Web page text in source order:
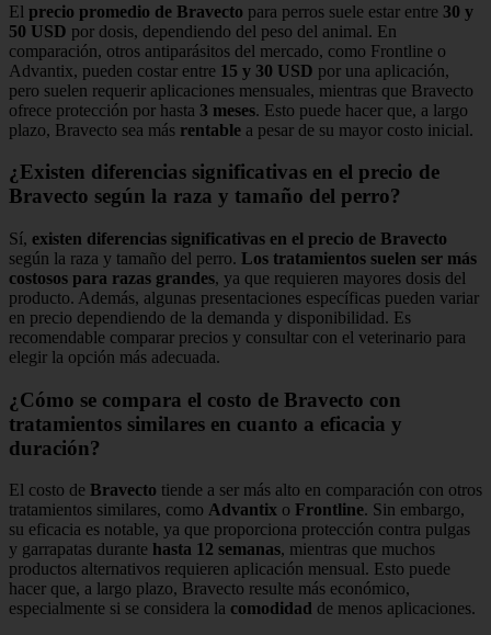
El precio promedio de Bravecto para perros suele estar entre 30 y
50 USD por dosis, dependiendo del peso del animal. En
comparación, otros antiparásitos del mercado, como Frontline o
Advantix, pueden costar entre 15 y 30 USD por una aplicación,
pero suelen requerir aplicaciones mensuales, mientras que Bravecto
ofrece protección por hasta 3 meses. Esto puede hacer que, a largo
plazo, Bravecto sea más rentable a pesar de su mayor costo inicial.
¿Existen diferencias significativas en el precio de
Bravecto según la raza y tamaño del perro?
Sí, existen diferencias significativas en el precio de Bravecto
según la raza y tamaño del perro. Los tratamientos suelen ser más
costosos para razas grandes, ya que requieren mayores dosis del
producto. Además, algunas presentaciones específicas pueden variar
en precio dependiendo de la demanda y disponibilidad. Es
recomendable comparar precios y consultar con el veterinario para
elegir la opción más adecuada.
¿Cómo se compara el costo de Bravecto con
tratamientos similares en cuanto a eficacia y
duración?
El costo de Bravecto tiende a ser más alto en comparación con otros
tratamientos similares, como Advantix o Frontline. Sin embargo,
su eficacia es notable, ya que proporciona protección contra pulgas
y garrapatas durante hasta 12 semanas, mientras que muchos
productos alternativos requieren aplicación mensual. Esto puede
hacer que, a largo plazo, Bravecto resulte más económico,
especialmente si se considera la comodidad de menos aplicaciones.